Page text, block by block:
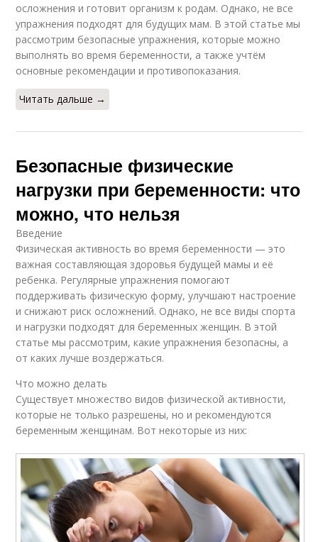
осложнения и готовит организм к родам. Однако, не все
упражнения подходят для будущих мам. В этой статье мы
рассмотрим безопасные упражнения, которые можно
выполнять во время беременности, а также учтём
основные рекомендации и противопоказания.
Читать дальше →
Безопасные физические
нагрузки при беременности: что
можно, что нельзя
Введение
Физическая активность во время беременности — это
важная составляющая здоровья будущей мамы и её
ребенка. Регулярные упражнения помогают
поддерживать физическую форму, улучшают настроение
и снижают риск осложнений. Однако, не все виды спорта
и нагрузки подходят для беременных женщин. В этой
статье мы рассмотрим, какие упражнения безопасны, а
от каких лучше воздержаться.
Что можно делать
Существует множество видов физической активности,
которые не только разрешены, но и рекомендуются
беременным женщинам. Вот некоторые из них: